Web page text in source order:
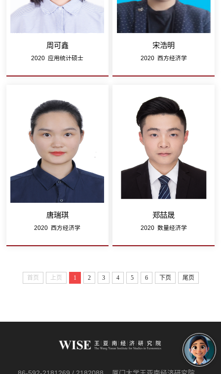
周可鑫
2020 应用统计硕士
宋浩明
2020 西方经济学
唐瑞琪
2020 西方经济学
郑喆晟
2020 数量经济学
首页 上页 1 2 3 4 5 6 下页 尾页